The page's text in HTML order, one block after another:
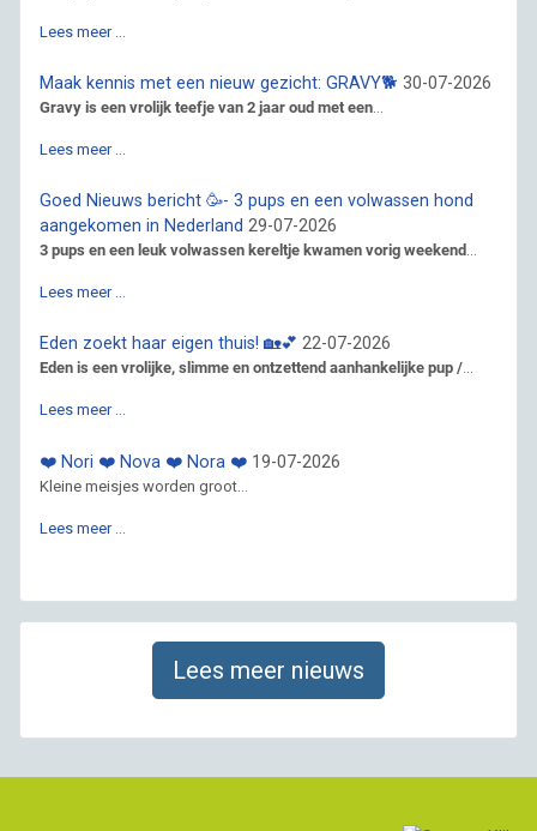
Lees meer …
Maak kennis met een nieuw gezicht: GRAVY🐕 30-07-2026
Gravy is een vrolijk teefje van 2 jaar oud met een...
Lees meer …
Goed Nieuws bericht 🥳- 3 pups en een volwassen hond
aangekomen in Nederland 29-07-2026
3 pups en een leuk volwassen kereltje kwamen vorig weekend ...
Lees meer …
Eden zoekt haar eigen thuis! 🏡💕 22-07-2026
Eden is een vrolijke, slimme en ontzettend aanhankelijke pup /...
Lees meer …
❤️ Nori ❤️ Nova ❤️ Nora ❤️ 19-07-2026
Kleine meisjes worden groot...
Lees meer …
Lees meer nieuws